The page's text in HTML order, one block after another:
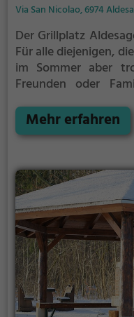
Via San Nicolao, 6974
Der Grillplatz
Für alle diejenigen,
im Sommer aber
Freunden oder
Holz.
Mehr erfahren